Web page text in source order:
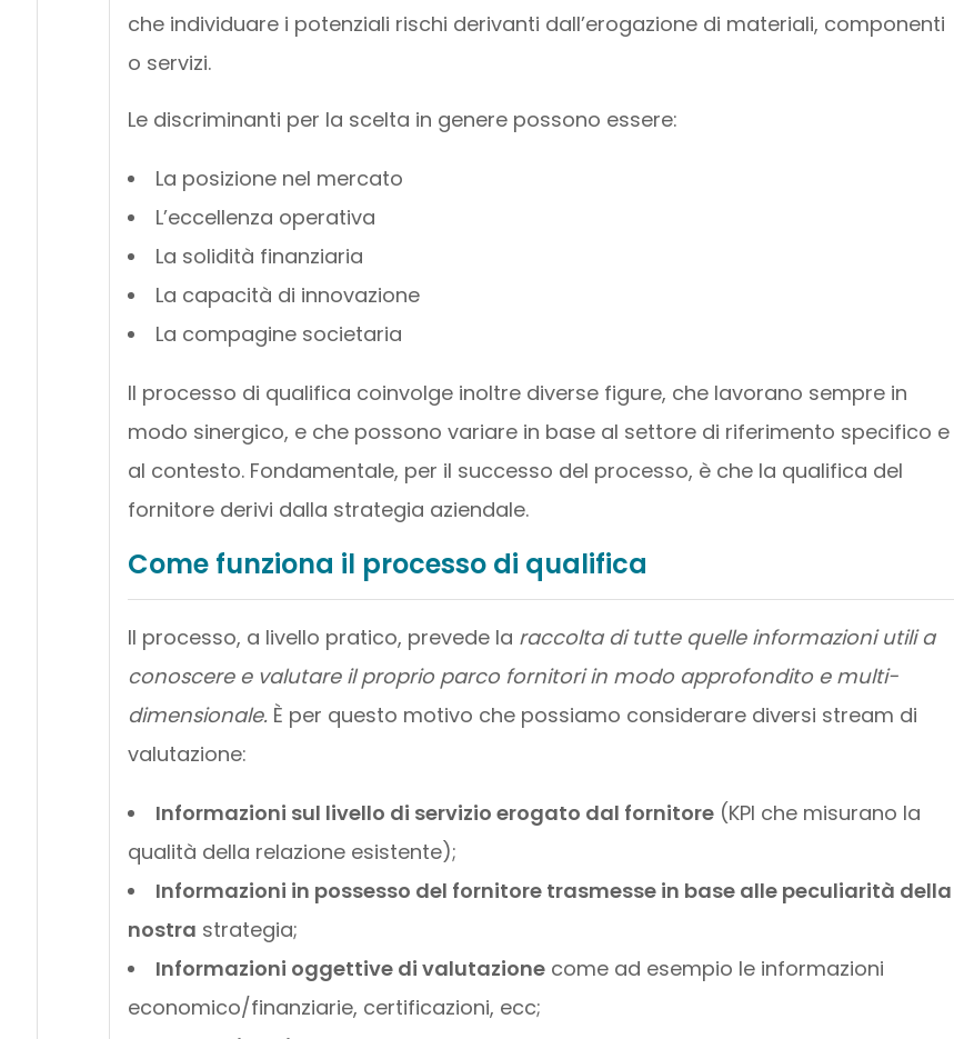
che individuare i potenziali rischi derivanti dall’erogazione di materiali, componenti
o servizi.
Le discriminanti per la scelta in genere possono essere:
La posizione nel mercato
L’eccellenza operativa
La solidità finanziaria
La capacità di innovazione
La compagine societaria
Il processo di qualifica coinvolge inoltre diverse figure, che lavorano sempre in
modo sinergico, e che possono variare in base al settore di riferimento specifico e
al contesto. Fondamentale, per il successo del processo, è che la qualifica del
fornitore derivi dalla strategia aziendale.
Come funziona il processo di qualifica
Il processo, a livello pratico, prevede la raccolta di tutte quelle informazioni utili a
conoscere e valutare il proprio parco fornitori in modo approfondito e multi-
dimensionale.È per questo motivo che possiamo considerare diversi stream di
valutazione:
Informazioni sul livello di servizio erogato dal fornitore(KPI che misurano la
qualità della relazione esistente);
Informazioni in possesso del fornitore trasmesse in base alle peculiarità della
nostra strategia;
Informazioni oggettive di valutazionecome ad esempio le informazioni
economico/finanziarie, certificazioni, ecc;